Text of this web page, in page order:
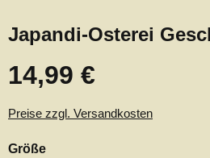
Japandi-Osterei
Regulärer Preis:
14,99 €
Preise zzgl. Versandkosten
Größeauswählen